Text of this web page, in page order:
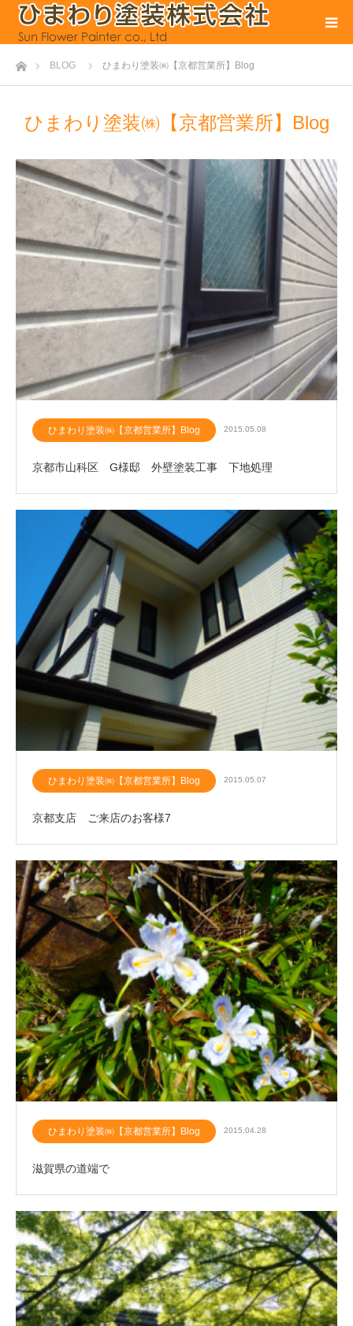
ホームBLOG ひまわり塗装㈱【京都営業所】Blog
ひまわり塗装㈱【京都営業所】Blog
ひまわり塗装㈱【京都営業所】Blog 2015.05.08
京都市山科区 G様邸 外壁塗装工事 下地処理
ひまわり塗装㈱【京都営業所】Blog 2015.05.07
京都支店 ご来店のお客様7
ひまわり塗装㈱【京都営業所】Blog 2015.04.28
滋賀県の道端で